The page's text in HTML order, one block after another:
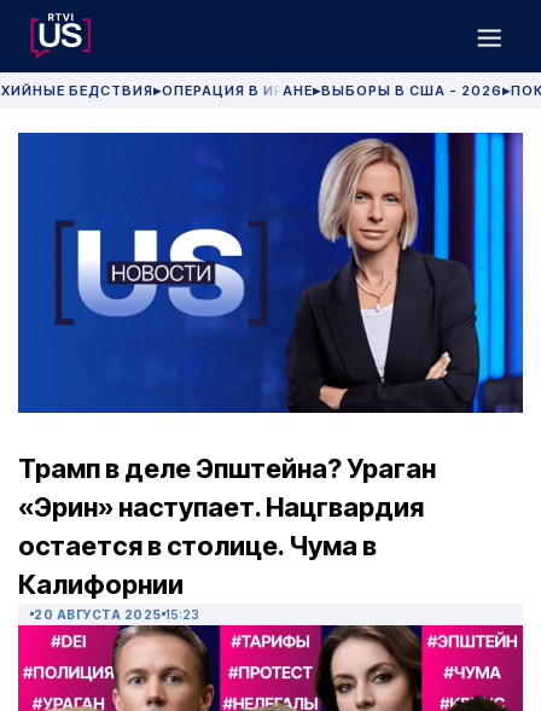
БЕДСТВИЯ▶ОПЕРАЦИЯ В ИРАНЕ▶ВЫБОРЫ В США - 2026 ▶
Трамп в деле Эпштейна? Ураган
«Эрин» наступает. Нацгвардия
остается в столице. Чума в
Калифорнии
20 АВГУСТА 2025 15:23